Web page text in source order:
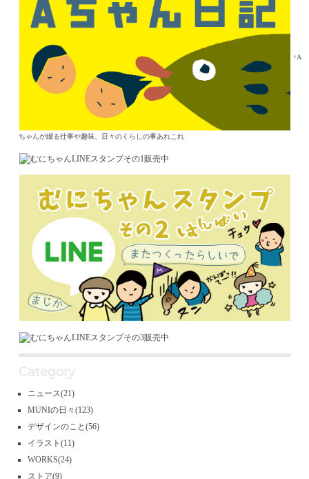
↑A
ちゃんが綴る仕事や趣味、日々のくらしの事あれこれ
Category
ニュース(21)
MUNIの日々(123)
デザインのこと (56)
イラスト (11)
WORKS(24)
ストア(9)